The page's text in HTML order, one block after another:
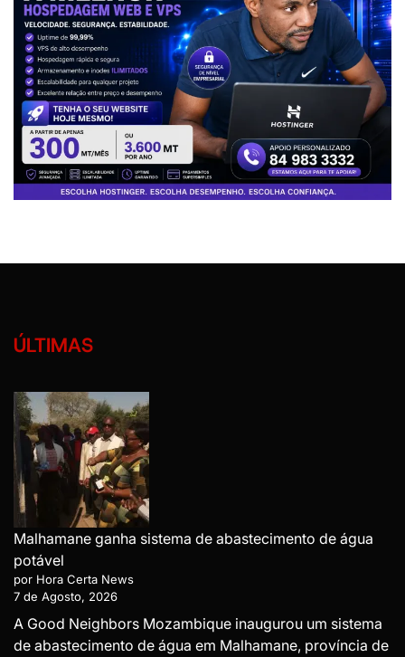
ÚLTIMAS
Malhamane ganha sistema de abastecimento de água
potável
por Hora Certa News
7 de Agosto, 2026
A Good Neighbors Mozambique inaugurou um sistema
de abastecimento de água em Malhamane, província de